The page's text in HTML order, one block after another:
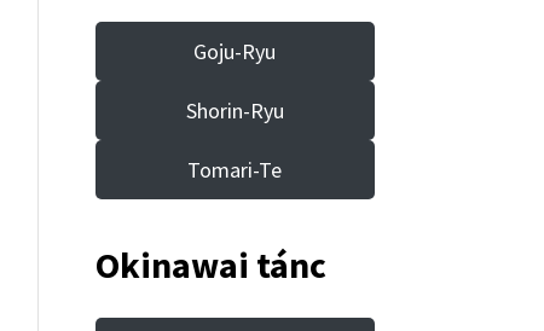
Goju-Ryu
Shorin-Ryu
Tomari-Te
Okinawai tánc